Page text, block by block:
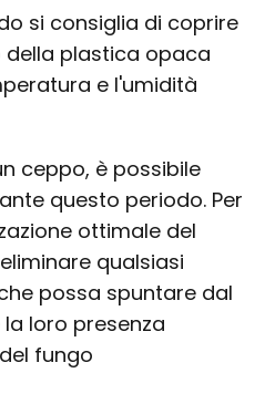
si consiglia di coprire
della plastica opaca
e l'umidità
ceppo, è possibile
questo periodo. Per
ottimale del
qualsiasi
possa spuntare dal
loro presenza
fungo